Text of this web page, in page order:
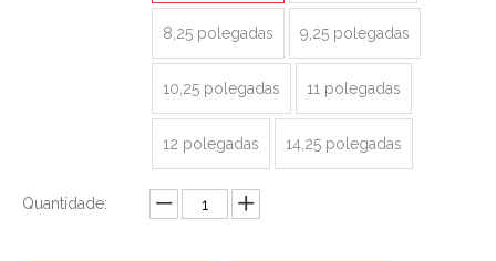
8,25 polegadas 9,25 polegadas
10,25 polegadas 11 polegadas
12 polegadas 14,25 polegadas
Quantidade: